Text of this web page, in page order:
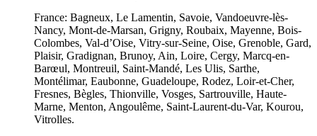
France: Bagneux, Le Lamentin, Savoie, Vandoeuvre-lès-
Nancy, Mont-de-Marsan, Grigny, Roubaix, Mayenne, Bois-
Colombes, Val-d’Oise, Vitry-sur-Seine, Oise, Grenoble, Gard,
Plaisir, Gradignan, Brunoy, Ain, Loire, Cergy, Marcq-en-
Barœul, Montreuil, Saint-Mandé, Les Ulis, Sarthe,
Montélimar, Eaubonne, Guadeloupe, Rodez, Loir-et-Cher,
Fresnes, Bègles, Thionville, Vosges, Sartrouville, Haute-
Marne, Menton, Angoulême, Saint-Laurent-du-Var, Kourou,
Vitrolles.